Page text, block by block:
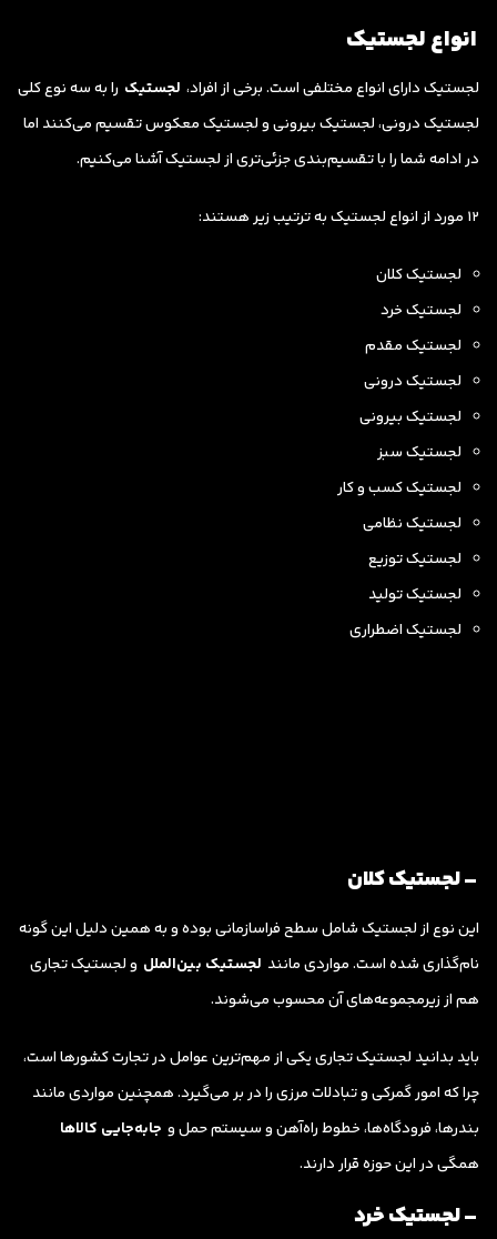
انواع لجستیک
لجستیک دارای انواع مختلفی است. برخی از افراد، لجستیک را به سه نوع کلی
لجستیک درونی، لجستیک بیرونی و لجستیک معکوس تقسیم می‌کنند اما
در ادامه شما را با تقسیم‌بندی جزئی‌تری از لجستیک آشنا می‌کنیم.
12 مورد از انواع لجستیک به ترتیب زیر هستند:
لجستیک کلان
لجستیک خرد
لجستیک مقدم
لجستیک درونی
لجستیک بیرونی
لجستیک سبز
لجستیک کسب و کار
لجستیک نظامی
لجستیک توزیع
لجستیک تولید
لجستیک اضطراری
– لجستیک کلان
این نوع از لجستیک شامل سطح فراسازمانی بوده و به همین دلیل این گونه
نام‌گذاری شده است. مواردی مانند لجستیک بین‌الملل و لجستیک تجاری
هم از زیرمجموعه‌های آن محسوب می‌شوند.
باید بدانید لجستیک تجاری یکی از مهم‌ترین عوامل در تجارت کشورها است،
چرا که امور گمرکی و تبادلات مرزی را در بر می‌گیرد. همچنین مواردی مانند
بندرها، فرودگاه‌ها، خطوط راه‌آهن و سیستم حمل و جابه‌جایی کالاها
همگی در این حوزه قرار دارند.
– لجستیک خرد